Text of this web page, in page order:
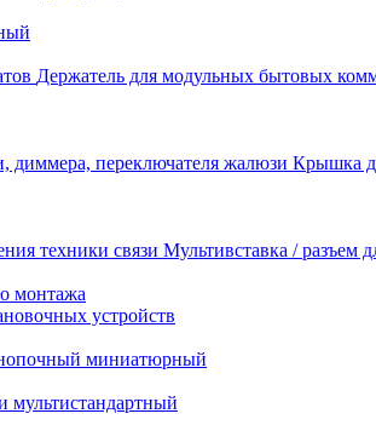
Держатель для модульных бытовых
Крышка
Мультивставка / разъем
монтажа
устройств
миниатюрный
мультистандартный